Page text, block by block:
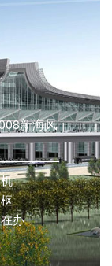
新海风
办